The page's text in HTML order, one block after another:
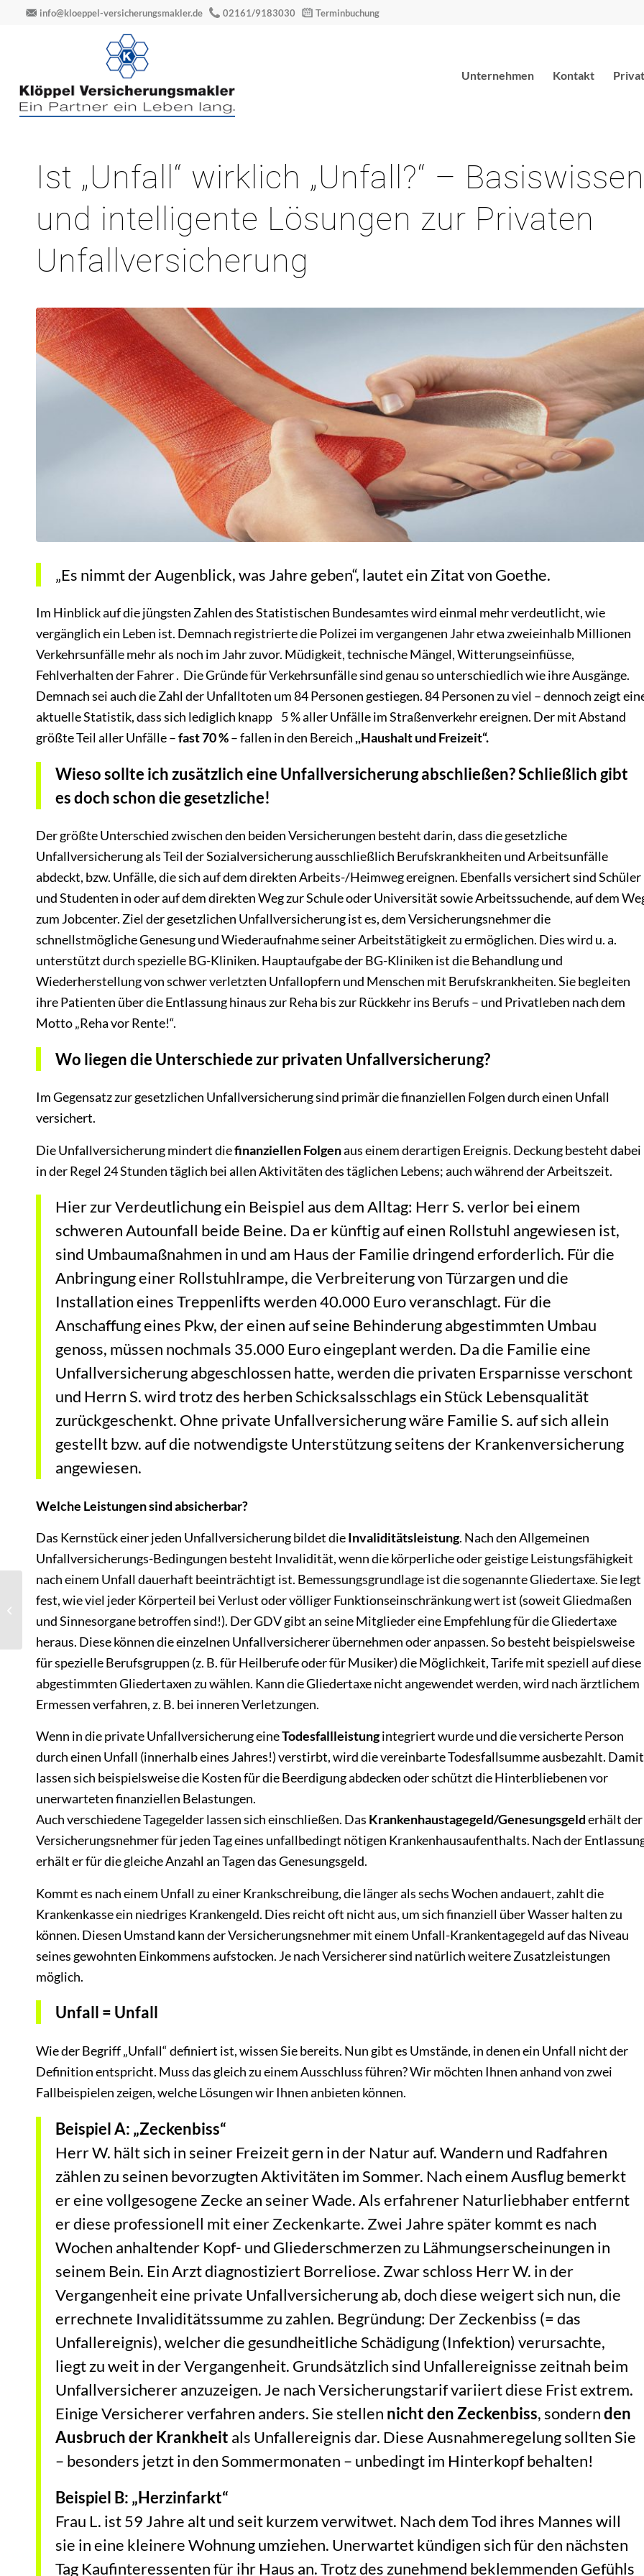
info@kloeppel-versicherungsmakler.de 02161/9183030 Terminbuchung
Unternehmen Kontakt Privat
Ist „Unfall“ wirklich „Unfall?“ – Basiswissen
und intelligente Lösungen zur Privaten
Unfallversicherung
„Es nimmt der Augenblick, was Jahre geben“, lautet ein Zitat von Goethe.
Im Hinblick auf die jüngsten Zahlen des Statistischen Bundesamtes wird einmal mehr verdeutlicht, wie
vergänglich ein Leben ist. Demnach registrierte die Polizei im vergangenen Jahr etwa zweieinhalb Millionen
Verkehrsunfälle mehr als noch im Jahr zuvor. Müdigkeit, technische Mängel, Witterungseinfiüsse,
Fehlverhalten der Fahrer . Die Gründe für Verkehrsunfälle sind genau so unterschiedlich wie ihre Ausgänge.
Demnach sei auch die Zahl der Unfalltoten um 84 Personen gestiegen. 84 Personen zu viel – dennoch zeigt
aktuelle Statistik, dass sich lediglich knapp 5 % aller Unfälle im Straßenverkehr ereignen. Der mit Abstand
größte Teil aller Unfälle –fast 70 %– fallen in den Bereich,,Haushalt und Freizeit“.
Wieso sollte ich zusätzlich eine Unfallversicherung abschließen? Schließlich gibt
es doch schon die gesetzliche!
Der größte Unterschied zwischen den beiden Versicherungen besteht darin, dass die gesetzliche
Unfallversicherung als Teil der Sozialversicherung ausschließlich Berufskrankheiten und Arbeitsunfälle
abdeckt, bzw. Unfälle, die sich auf dem direkten Arbeits-/Heimweg ereignen. Ebenfalls versichert sind Schüler
und Studenten in oder auf dem direkten Weg zur Schule oder Universität sowie Arbeitssuchende, auf dem
zum Jobcenter. Ziel der gesetzlichen Unfallversicherung ist es, dem Versicherungsnehmer die
schnellstmögliche Genesung und Wiederaufnahme seiner Arbeitstätigkeit zu ermöglichen. Dies wird u. a.
unterstützt durch spezielle BG-Kliniken. Hauptaufgabe der BG-Kliniken ist die Behandlung und
Wiederherstellung von schwer verletzten Unfallopfern und Menschen mit Berufskrankheiten. Sie begleiten
ihre Patienten über die Entlassung hinaus zur Reha bis zur Rückkehr ins Berufs – und Privatleben nach dem
Motto „Reha vor Rente!“.
Wo liegen die Unterschiede zur privaten Unfallversicherung?
Im Gegensatz zur gesetzlichen Unfallversicherung sind primär die finanziellen Folgen durch einen Unfall
versichert.
Die Unfallversicherung mindert diefinanziellen Folgenaus einem derartigen Ereignis. Deckung besteht dabei
in der Regel 24 Stunden täglich bei allen Aktivitäten des täglichen Lebens; auch während der Arbeitszeit.
Hier zur Verdeutlichung ein Beispiel aus dem Alltag: Herr S. verlor bei einem
schweren Autounfall beide Beine. Da er künftig auf einen Rollstuhl angewiesen ist,
sind Umbaumaßnahmen in und am Haus der Familie dringend erforderlich. Für die
Anbringung einer Rollstuhlrampe, die Verbreiterung von Türzargen und die
Installation eines Treppenlifts werden 40.000 Euro veranschlagt. Für die
Anschaffung eines Pkw, der einen auf seine Behinderung abgestimmten Umbau
genoss, müssen nochmals 35.000 Euro eingeplant werden. Da die Familie eine
Unfallversicherung abgeschlossen hatte, werden die privaten Ersparnisse verschont
und Herrn S. wird trotz des herben Schicksalsschlags ein Stück Lebensqualität
zurückgeschenkt. Ohne private Unfallversicherung wäre Familie S. auf sich allein
gestellt bzw. auf die notwendigste Unterstützung seitens der Krankenversicherung
angewiesen.
Welche Leistungen sind absicherbar?
Das Kernstück einer jeden Unfallversicherung bildet dieInvaliditätsleistung. Nach den Allgemeinen
Unfallversicherungs-Bedingungen besteht Invalidität, wenn die körperliche oder geistige Leistungsfähigkeit
nach einem Unfall dauerhaft beeinträchtigt ist. Bemessungsgrundlage ist die sogenannte Gliedertaxe. Sie legt
fest, wie viel jeder Körperteil bei Verlust oder völliger Funktionseinschränkung wert ist (soweit Gliedmaßen
und Sinnesorgane betroffen sind!). Der GDV gibt an seine Mitglieder eine Empfehlung für die Gliedertaxe
heraus. Diese können die einzelnen Unfallversicherer übernehmen oder anpassen. So besteht beispielsweise
für spezielle Berufsgruppen (z. B. für Heilberufe oder für Musiker) die Möglichkeit, Tarife mit speziell auf diese
abgestimmten Gliedertaxen zu wählen. Kann die Gliedertaxe nicht angewendet werden, wird nach ärztlichem
Ermessen verfahren, z. B. bei inneren Verletzungen.
Wenn in die private Unfallversicherung eineTodesfallleistungintegriert wurde und die versicherte Person
durch einen Unfall (innerhalb eines Jahres!) verstirbt, wird die vereinbarte Todesfallsumme ausbezahlt. Damit
lassen sich beispielsweise die Kosten für die Beerdigung abdecken oder schützt die Hinterbliebenen vor
unerwarteten finanziellen Belastungen.
Auch verschiedene Tagegelder lassen sich einschließen. Das Krankenhaustagegeld/Genesungsgelderhält der
Versicherungsnehmer für jeden Tag eines unfallbedingt nötigen Krankenhausaufenthalts. Nach der
erhält er für die gleiche Anzahl an Tagen das Genesungsgeld.
Kommt es nach einem Unfall zu einer Krankschreibung, die länger als sechs Wochen andauert, zahlt die
Krankenkasse ein niedriges Krankengeld. Dies reicht oft nicht aus, um sich finanziell über Wasser halten zu
können. Diesen Umstand kann der Versicherungsnehmer mit einem Unfall-Krankentagegeld auf das Niveau
seines gewohnten Einkommens aufstocken. Je nach Versicherer sind natürlich weitere Zusatzleistungen
möglich.
Unfall = Unfall
Wie der Begriff „Unfall“ definiert ist, wissen Sie bereits. Nun gibt es Umstände, in denen ein Unfall nicht der
Definition entspricht. Muss das gleich zu einem Ausschluss führen? Wir möchten Ihnen anhand von zwei
Fallbeispielen zeigen, welche Lösungen wir Ihnen anbieten können.
Beispiel A: „Zeckenbiss“
Herr W. hält sich in seiner Freizeit gern in der Natur auf. Wandern und Radfahren
zählen zu seinen bevorzugten Aktivitäten im Sommer. Nach einem Ausflug bemerkt
er eine vollgesogene Zecke an seiner Wade. Als erfahrener Naturliebhaber entfernt
er diese professionell mit einer Zeckenkarte. Zwei Jahre später kommt es nach
Wochen anhaltender Kopf- und Gliederschmerzen zu Lähmungserscheinungen in
seinem Bein. Ein Arzt diagnostiziert Borreliose. Zwar schloss Herr W. in der
Vergangenheit eine private Unfallversicherung ab, doch diese weigert sich nun, die
errechnete Invaliditätssumme zu zahlen. Begründung: Der Zeckenbiss (= das
Unfallereignis), welcher die gesundheitliche Schädigung (Infektion) verursachte,
liegt zu weit in der Vergangenheit. Grundsätzlich sind Unfallereignisse zeitnah beim
Unfallversicherer anzuzeigen. Je nach Versicherungstarif variiert diese Frist extrem.
Einige Versicherer verfahren anders. Sie stellen nicht den Zeckenbiss, sondernden
Ausbruch der Krankheit als Unfallereignis dar. Diese Ausnahmeregelung sollten Sie
– besonders jetzt in den Sommermonaten – unbedingt im Hinterkopf behalten!
Beispiel B: „Herzinfarkt“
Frau L. ist 59 Jahre alt und seit kurzem verwitwet. Nach dem Tod ihres Mannes will
sie in eine kleinere Wohnung umziehen. Unerwartet kündigen sich für den nächsten
Tag Kaufinteressenten für ihr Haus an. Trotz des zunehmend beklemmenden Gefühls
nicht geholfen hat –
Bergungskosten in der